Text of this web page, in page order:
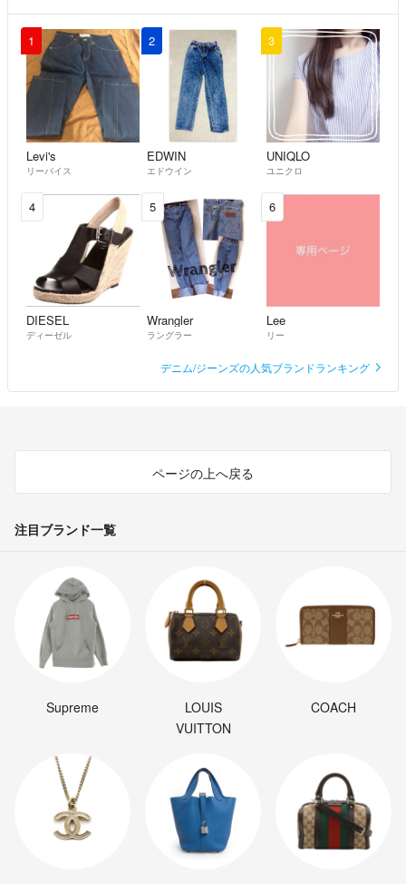
1
Levi's
リーバイス
2
EDWIN
エドウイン
3
UNIQLO
ユニクロ
4
DIESEL
ディーゼル
5
Wrangler
ラングラー
6
Lee
リー
デニム/ジーンズの人気ブランドランキング
ページの上へ戻る
注目ブランド一覧
Supreme
LOUIS
VUITTON
COACH